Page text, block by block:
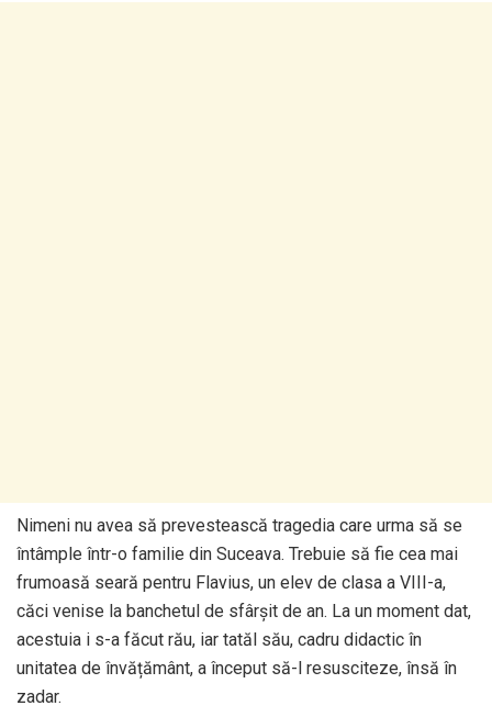
Nimeni nu avea să prevestească tragedia care urma să se
întâmple într-o familie din Suceava. Trebuie să fie cea mai
frumoasă seară pentru Flavius, un elev de clasa a VIII-a,
căci venise la banchetul de sfârșit de an. La un moment dat,
acestuia i s-a făcut rău, iar tatăl său, cadru didactic în
unitatea de învățământ, a început să-l resusciteze, însă în
zadar.